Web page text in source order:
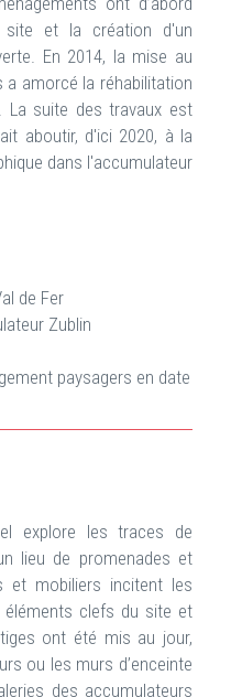
et la création d'un
En 2014, la mise au
amorcé la réhabilitation
La suite des travaux est
aboutir, d'ici 2020, à la
dans l'accumulateur
de Fer
Zublin
paysagers en date
explore les traces de
lieu de promenades et
et mobiliers incitent les
éléments clefs du site et
ont été mis au jour,
ou les murs d’enceinte
des accumulateurs